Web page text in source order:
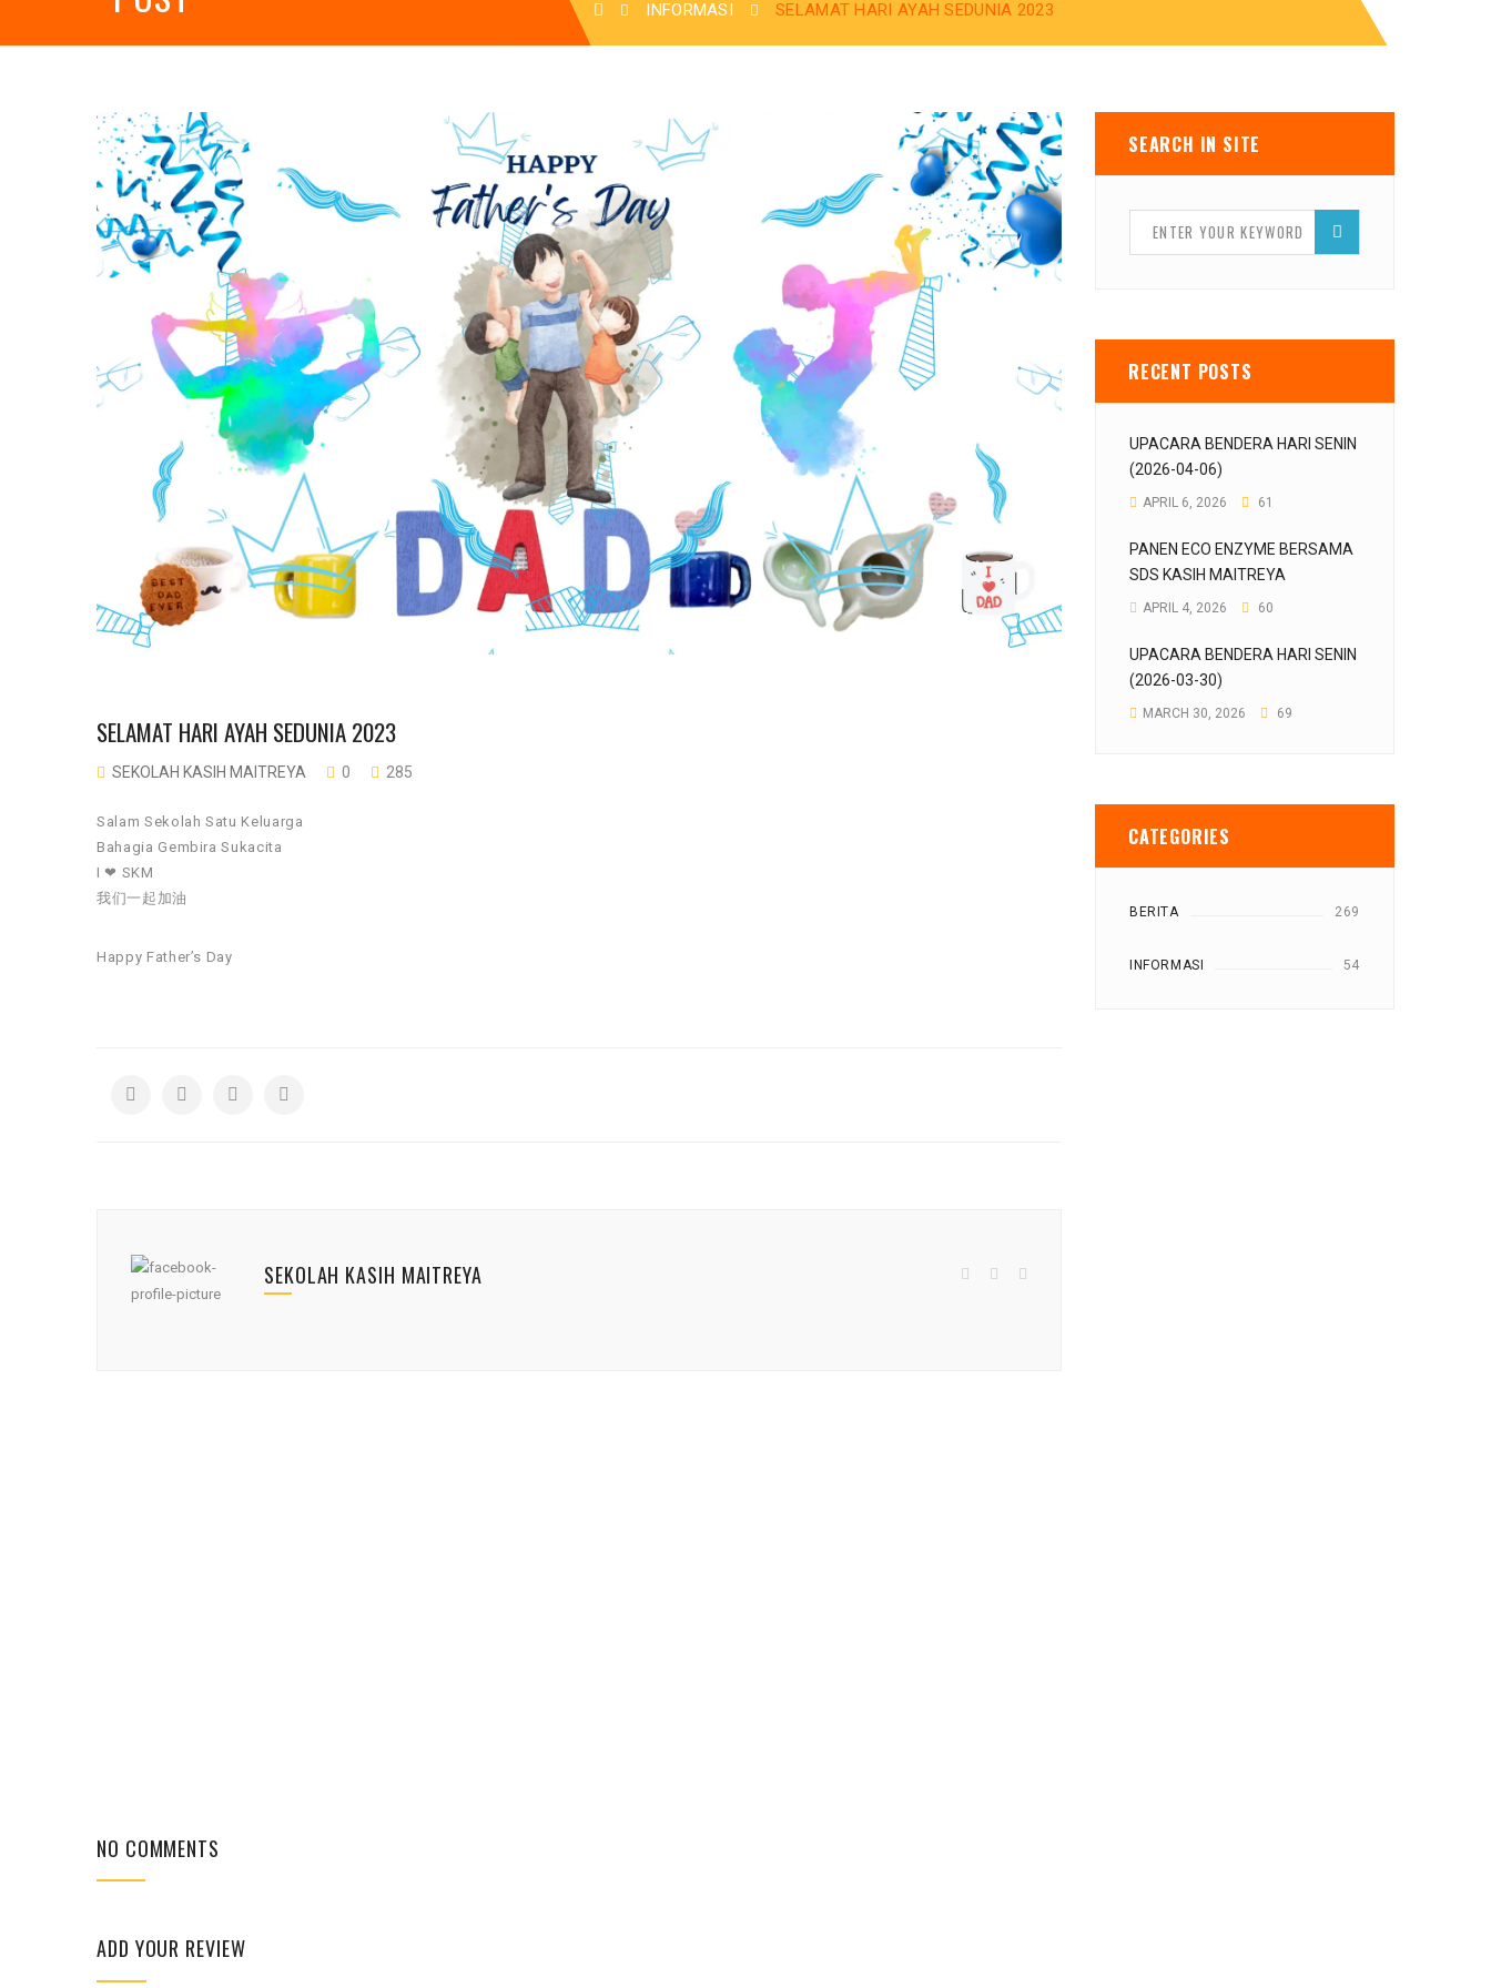
INFORMASI SELAMAT HARI AYAH SEDUNIA 2023
SELAMAT HARI AYAH SEDUNIA 2023
SEKOLAH KASIH MAITREYA 0 285
Salam Sekolah Satu Keluarga
Bahagia Gembira Sukacita
I ❤ SKM
我们一起加油
Happy Father’s Day
SEKOLAH KASIH MAITREYA
NO COMMENTS
ADD YOUR REVIEW
SEARCH IN SITE
RECENT POSTS
UPACARA BENDERA HARI SENIN
(2026-04-06)
APRIL 6, 2026 61
PANEN ECO ENZYME BERSAMA
SDS KASIH MAITREYA
APRIL 4, 2026 60
UPACARA BENDERA HARI SENIN
(2026-03-30)
MARCH 30, 2026 69
CATEGORIES
BERITA 269
INFORMASI 54